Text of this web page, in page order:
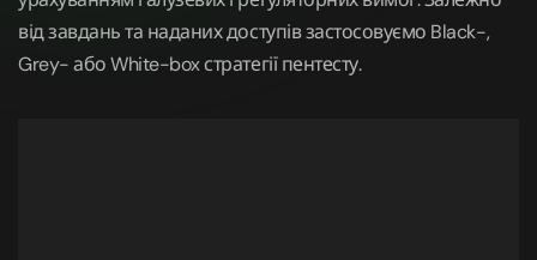
від завдань та наданих доступів застосовуємо Black-,
Grey- або White-box стратегії пентесту.